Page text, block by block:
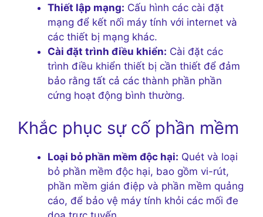
Thiết lập mạng: Cấu hình các cài đặt
mạng để kết nối máy tính với internet và
các thiết bị mạng khác.
Cài đặt trình điều khiển: Cài đặt các
trình điều khiển thiết bị cần thiết để đảm
bảo rằng tất cả các thành phần phần
cứng hoạt động bình thường.
Khắc phục sự cố phần mềm
Loại bỏ phần mềm độc hại: Quét và loại
bỏ phần mềm độc hại, bao gồm vi-rút,
phần mềm gián điệp và phần mềm quảng
cáo, để bảo vệ máy tính khỏi các mối đe